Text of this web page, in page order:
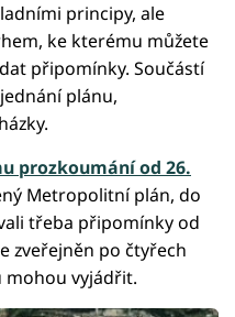
principy, ale
ke kterému můžete
připomínky. Součástí
plánu,
prozkoumání od 26.
Metropolitní plán, do
třeba připomínky od
zveřejněn po čtyřech
mohou vyjádřit.